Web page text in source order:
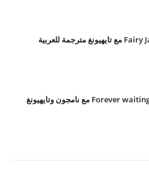
برنامج Forever waiting for you مع نامجون وتايهيونغ